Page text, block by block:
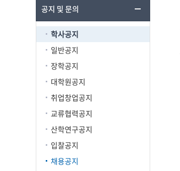
공지 및 문의
학사공지
일반공지
장학공지
대학원공지
취업창업공지
교류협력공지
산학연구공지
입찰공지
채용공지